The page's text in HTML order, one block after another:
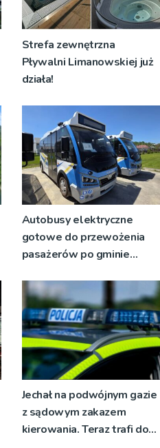
Strefa zewnętrzna
Pływalni Limanowskiej już
działa!
Autobusy elektryczne
gotowe do przewożenia
pasażerów po gminie
Jechał na podwójnym gazie
z sądowym zakazem
kierowania. Teraz trafi do